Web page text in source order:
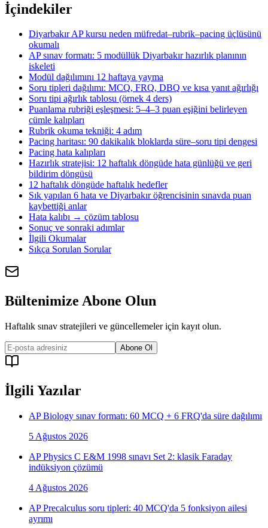
İçindekiler
Diyarbakır AP kursu neden müfredat–rubrik–pacing üçlüsünü
okumalı
AP sınav formatı: 5 modüllük Diyarbakır hazırlık planının
iskeleti
Modül dağılımını 12 haftaya yayma
Soru tipleri dağılımı: MCQ, FRQ, DBQ ve kısa yanıt ağırlığı
Soru tipi ağırlık tablosu (örnek 4 ders)
Puanlama rubriği eşleşmesi: 5–4–3 puan eşiğini belirleyen
cümle kalıpları
Rubrik okuma tekniği: 4 adım
Pacing haritası: 90 dakikalık bloklarda süre–soru tipi dengesi
Pacing hata kalıpları
Hazırlık stratejisi: 12 haftalık döngüde hata günlüğü ve geri
bildirim döngüsü
12 haftalık döngüde haftalık hedefler
Sık yapılan 6 hata ve Diyarbakır öğrencisinin sınavda puan
kaybettiği anlar
Hata kalıbı → çözüm tablosu
Sonuç ve sonraki adımlar
İlgili Okumalar
Sıkça Sorulan Sorular
Bültenimize Abone Olun
Haftalık sınav stratejileri ve güncellemeler için kayıt olun.
Abone Ol
İlgili Yazılar
AP Biology sınav formatı: 60 MCQ + 6 FRQ'da süre dağılımı
5 Ağustos 2026
AP Physics C E&M 1998 sınavı Set 2: klasik Faraday
indüksiyon çözümü
4 Ağustos 2026
AP Precalculus soru tipleri: 40 MCQ'da 5 fonksiyon ailesi
ayrımı